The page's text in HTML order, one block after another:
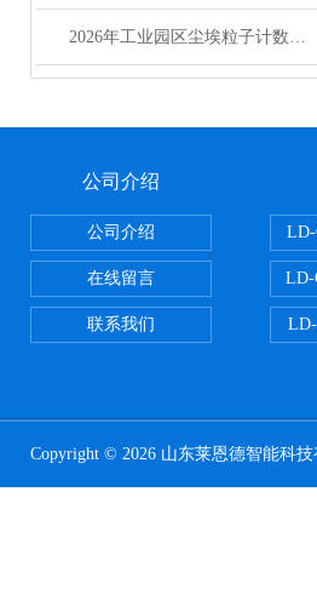
2026年工业园区尘埃粒子计数器选型实用指南
公司介绍
公司介绍
在线留言
联系我们
LD-
LD-
Copyright © 2026 山东莱恩德智能科